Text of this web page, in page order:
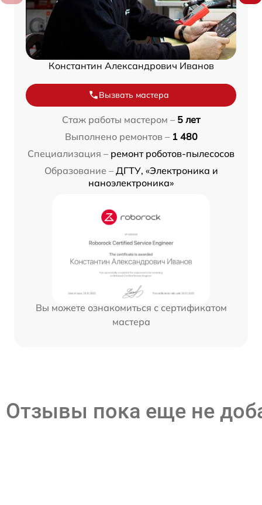
Константин Александрович Иванов
Вызвать мастера
Стаж работы мастером – 5 лет
Выполнено ремонтов – 1 480
Специализация – ремонт роботов-пылесосов
Образование – ДГТУ, «Электроника и
наноэлектроника»
Вы можете ознакомиться с сертификатом
мастера
Отзывы пока еще не